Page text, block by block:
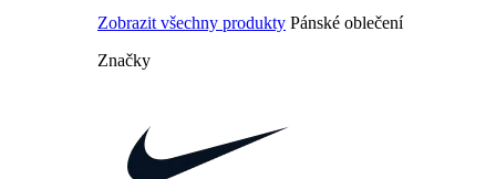
Zobrazit všechny produkty Pánské oblečení
Značky